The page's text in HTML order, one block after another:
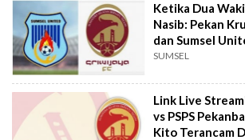
Ketika Dua
Nasib: Pekan
dan Sumsel
SUMSEL
Link Live
vs PSPS
Kito Terancam